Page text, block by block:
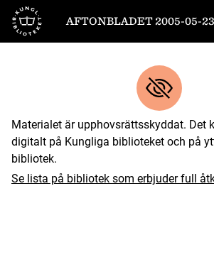
Till startsidan
AFTONBLADET 2005-05-23
Materialet är upphovsrättsskyddat. Det
digitalt på Kungliga biblioteket och på
bibliotek.
Se lista på bibliotek som erbjuder full